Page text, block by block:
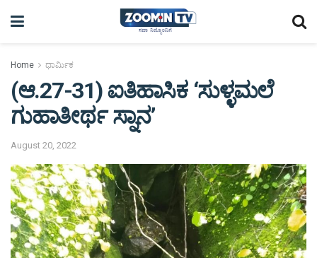
Home ಧಾರ್ಮಿಕ
(ಆ.27-31) ಐತಿಹಾಸಿಕ ‘ಸುಳ್ಳಮಲೆ
ಗುಹಾತೀರ್ಥ ಸ್ನಾನ’
August 20, 2022